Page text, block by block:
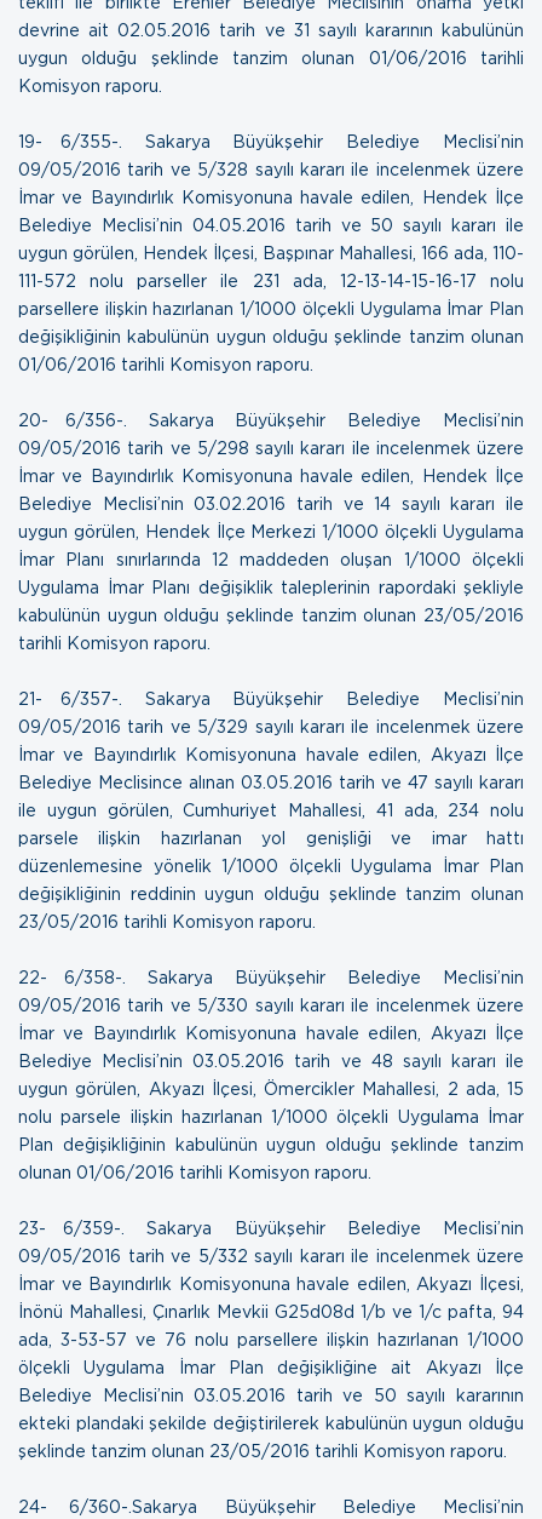
devrine ait 02.05.2016 tarih ve 31 sayılı kararının kabulünün
uygun olduğu şeklinde tanzim olunan 01/06/2016 tarihli
Komisyon raporu.
19- 6/355-. Sakarya Büyükşehir Belediye Meclisi’nin
09/05/2016 tarih ve 5/328 sayılı kararı ile incelenmek üzere
İmar ve Bayındırlık Komisyonuna havale edilen, Hendek İlçe
Belediye Meclisi’nin 04.05.2016 tarih ve 50 sayılı kararı ile
uygun görülen, Hendek İlçesi, Başpınar Mahallesi, 166 ada, 110-
111-572 nolu parseller ile 231 ada, 12-13-14-15-16-17 nolu
parsellere ilişkin hazırlanan 1/1000 ölçekli Uygulama İmar Plan
değişikliğinin kabulünün uygun olduğu şeklinde tanzim olunan
01/06/2016 tarihli Komisyon raporu.
20- 6/356-. Sakarya Büyükşehir Belediye Meclisi’nin
09/05/2016 tarih ve 5/298 sayılı kararı ile incelenmek üzere
İmar ve Bayındırlık Komisyonuna havale edilen, Hendek İlçe
Belediye Meclisi’nin 03.02.2016 tarih ve 14 sayılı kararı ile
uygun görülen, Hendek İlçe Merkezi 1/1000 ölçekli Uygulama
İmar Planı sınırlarında 12 maddeden oluşan 1/1000 ölçekli
Uygulama İmar Planı değişiklik taleplerinin rapordaki şekliyle
kabulünün uygun olduğu şeklinde tanzim olunan 23/05/2016
tarihli Komisyon raporu
21- 6/357-. Sakarya Büyükşehir Belediye Meclisi’nin
09/05/2016 tarih ve 5/329 sayılı kararı ile incelenmek üzere
İmar ve Bayındırlık Komisyonuna havale edilen, Akyazı İlçe
Belediye Meclisince alınan 03.05.2016 tarih ve 47 sayılı kararı
ile uygun görülen, Cumhuriyet Mahallesi, 41 ada, 234 nolu
parsele ilişkin hazırlanan yol genişliği ve imar hattı
düzenlemesine yönelik 1/1000 ölçekli Uygulama İmar Plan
değişikliğinin reddinin uygun olduğu şeklinde tanzim olunan
23/05/2016 tarihli Komisyon raporu.
22- 6/358-. Sakarya Büyükşehir Belediye Meclisi’nin
09/05/2016 tarih ve 5/330 sayılı kararı ile incelenmek üzere
İmar ve Bayındırlık Komisyonuna havale edilen, Akyazı İlçe
Belediye Meclisi’nin 03.05.2016 tarih ve 48 sayılı kararı ile
uygun görülen, Akyazı İlçesi, Ömercikler Mahallesi, 2 ada, 15
nolu parsele ilişkin hazırlanan 1/1000 ölçekli Uygulama İmar
Plan değişikliğinin kabulünün uygun olduğu şeklinde tanzim
olunan 01/06/2016 tarihli Komisyon raporu.
23- 6/359-. Sakarya Büyükşehir Belediye Meclisi’nin
09/05/2016 tarih ve 5/332 sayılı kararı ile incelenmek üzere
İmar ve Bayındırlık Komisyonuna havale edilen, Akyazı İlçesi,
İnönü Mahallesi, Çınarlık Mevkii G25d08d 1/b ve 1/c pafta, 94
ada, 3-53-57 ve 76 nolu parsellere ilişkin hazırlanan 1/1000
ölçekli Uygulama İmar Plan değişikliğine ait Akyazı İlçe
Belediye Meclisi’nin 03.05.2016 tarih ve 50 sayılı kararının
ekteki plandaki şekilde değiştirilerek kabulünün uygun olduğu
şeklinde tanzim olunan 23/05/2016 tarihli Komisyon raporu.
24- 6/360-.Sakarya Büyükşehir Belediye Meclisi’nin